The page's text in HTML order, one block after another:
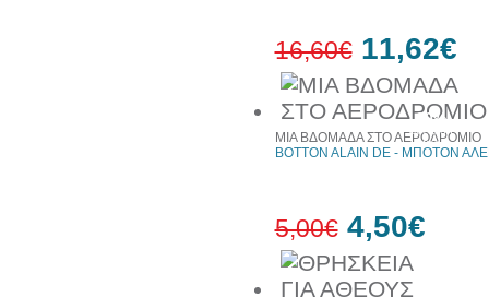
30%
έκπτωση
web
16,60€ 11,62€
ΜΙΑ ΒΔΟΜΑΔΑ ΣΤΟ ΑΕΡΟΔΡΟΜΙΟ
BOTTON ALAIN DE - ΜΠΟΤΟΝ
5,00€ 4,50€